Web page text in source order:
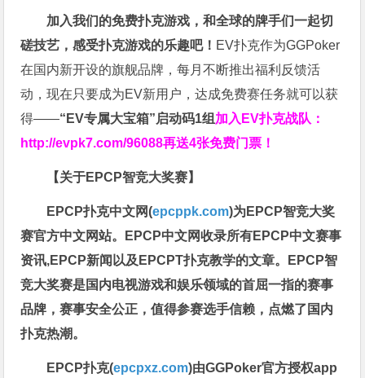
加入我们的免费扑克游戏，和全球的牌手们一起切
磋技艺，感受扑克游戏的乐趣吧！ EV扑克作为GGPoker
在国内新开设的旗舰品牌，每月不断推出福利反馈活
动，现在只要成为EV新用户，达成免费赛任务就可以获
得——“EV专属大宝箱”启动码1组 加入EV扑克战队：
http://evpk7.com/96088再送4张免费门票！
【关于EPCP智竞大奖赛】
EPCP扑克中文网(epcppk.com)为EPCP智竞大奖
赛官方中文网站。EPCP中文网收录所有EPCP中文赛事
资讯,EPCP新闻以及EPCPT扑克教学的文章。EPCP智
竞大奖赛是国内电视游戏和娱乐领域的首屈一指的赛事
品牌，赛事安全公正，值得参赛选手信赖，点燃了国内
扑克热潮。
EPCP扑克(epcpxz.com)由GGPoker官方授权app